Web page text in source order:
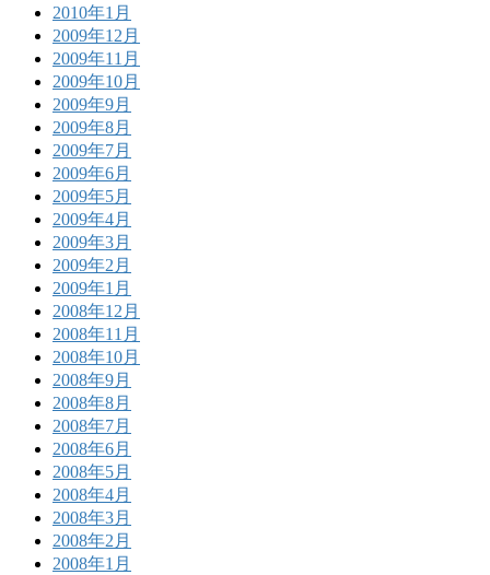
2010年1月
2009年12月
2009年11月
2009年10月
2009年9月
2009年8月
2009年7月
2009年6月
2009年5月
2009年4月
2009年3月
2009年2月
2009年1月
2008年12月
2008年11月
2008年10月
2008年9月
2008年8月
2008年7月
2008年6月
2008年5月
2008年4月
2008年3月
2008年2月
2008年1月